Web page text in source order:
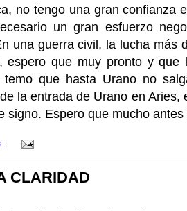
no tengo una gran confianza
un gran esfuerzo
una guerra civil, la lucha más
que muy pronto y que
que hasta Urano no
la entrada de Urano en
Espero que mucho
CLARIDAD